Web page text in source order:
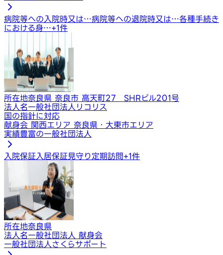
病院等への入院時又は…病院等への退院時又は…各種手続き
における身…+1件
所在地奈良県 奈良市 高天町27 SHRビル201号
法人名一般社団法人リコリス
国の指針に対応
献身会 関西エリア 奈良県・大東市エリア
実績豊富の一般社団法人
入院保証 入居保証見守り定期訪問+1件
所在地奈良県
法人名一般社団法人 献身会
一般社団法人さくらサポート